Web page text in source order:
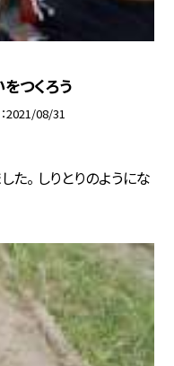
つくろう
2021/08/31
た。 しりとりのようにな